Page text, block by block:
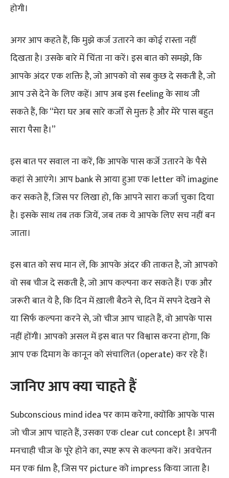
होगी।
अगर आप कहते हैं, कि मुझे कर्ज उतारने का कोई रास्ता नहीं
दिखता है। उसके बारे में चिंता ना करें। इस बात को समझे, कि
आपके अंदर एक शक्ति है, जो आपको वो सब कुछ दे सकती है, जो
आप उसे देने के लिए कहें। आप अब इस feeling के साथ जी
सकते हैं, कि “मेरा घर अब सारे कर्जों से मुक्त है और मेरे पास बहुत
सारा पैसा है।”
इस बात पर सवाल ना करें, कि आपके पास कर्जे उतारने के पैसे
कहां से आएंगे। आप bank से आया हुआ एक letter को imagine
कर सकते हैं, जिस पर लिखा हो, कि आपने सारा कर्जा चुका दिया
है। इसके साथ तब तक जियें, जब तक ये आपके लिए सच नहीं बन
जाता।
इस बात को सच मान लें, कि आपके अंदर की ताकत है, जो आपको
वो सब चीज दे सकती है, जो आप कल्पना कर सकते हैं। एक और
जरूरी बात ये है, कि दिन में ख़ाली बैठने से, दिन में सपने देखने से
या सिर्फ कल्पना करने से, जो चीज आप चाहते हैं, वो आपके पास
नहीं होंगी। आपको असल में इस बात पर विश्वास करना होगा, कि
आप एक दिमाग के कानून को संचालित (operate) कर रहे हैं।
जानिए आप क्या चाहते हैं
Subconscious mind idea पर काम करेगा, क्योंकि आपके पास
जो चीज आप चाहते हैं, उसका एक clear cut concept है। अपनी
मनचाही चीज के पूरे होने का, स्पष्ट रूप से कल्पना करें। अवचेतन
मन एक film है, जिस पर picture को impress किया जाता है।